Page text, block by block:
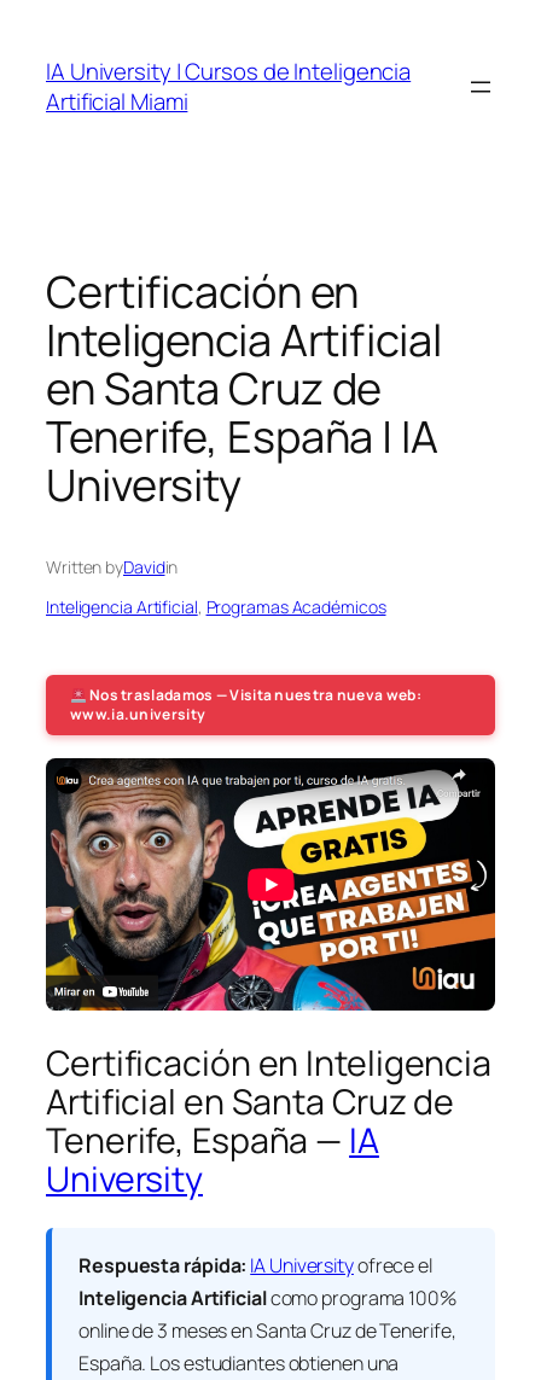
content
IA University | Cursos de Inteligencia
Artificial Miami
Certificación en
Inteligencia Artificial
en Santa Cruz de
Tenerife, España | IA
University
Written byDavidin
Inteligencia Artificial, Programas Académicos
Nos trasladamos — Visita nuestra nueva web:
www.ia.university
Certificación en Inteligencia
Artificial en Santa Cruz de
Tenerife, España — IA
University
Respuesta rápida: IA Universityofrece el
Inteligencia Artificialcomo programa 100%
online de 3 meses en Santa Cruz de Tenerife,
España. Los estudiantes obtienen una